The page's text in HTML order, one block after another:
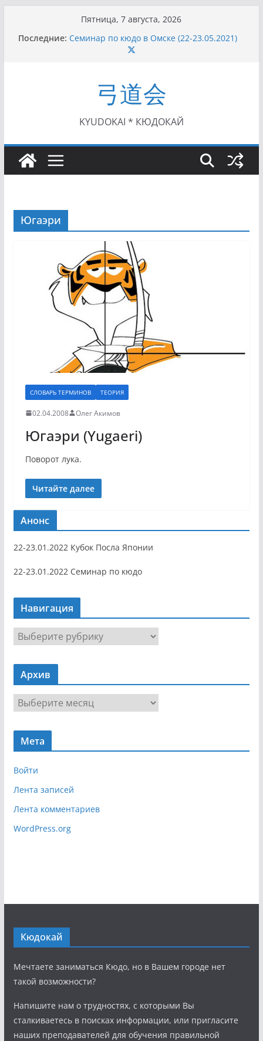
содержимому
Пятница, 7 августа, 2026
Последние: Семинар по кюдо в Омске (22-23.05.2021)
Чемпионат Росcии, Дёмино (2-5.09.2021)
II Кубок Посла Японии в России по Кюдо,
Орёл (25.07.2021)
I этап Кубка Московской области по Кюдо /
Сейдокан II (27.06.2021)
弓道会
KYUDOKAI * КЮДОКАЙ
Югаэри
СЛОВАРЬ ТЕРМИНОВ ТЕОРИЯ
02.04.2008 Олег Акимов
Югаэри (Yugaeri)
Поворот лука.
Читайте далее
Анонс
22-23.01.2022 Кубок Посла Японии
22-23.01.2022 Семинар по кюдо
Навигация
Н
а
в
г
я
Архив
р
х
Мета
Войти
Лента записей
Лента комментариев
WordPress.org
Кюдокай
Мечтаете заниматься Кюдо, но в Вашем городе нет
такой возможности?
Напишите нам о трудностях, с которыми Вы
сталкиваетесь в поисках информации, или пригласите
наших преподавателей для обучения правильной